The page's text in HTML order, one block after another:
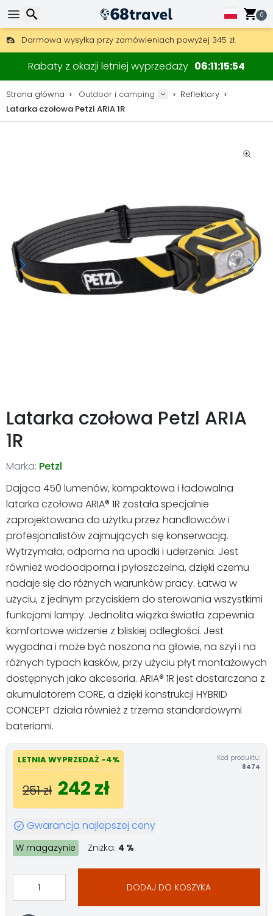
0
Darmowa wysyłka przy zamówieniach powyżej 345 zł.
30 dni na zwrot, 90 dni na drewniane mapy i dekoracje.
Najlepsze ceny na sprzęt outdoorowy i akcesoria.
Rabaty z okazji letniej wyprzedaży 06 11 15 54
Strona główna Outdoor i camping
Reflektory
Latarka czołowa Petzl ARIA 1R
Latarka czołowa Petzl ARIA
1R
Marka: Petzl
Dająca 450 lumenów, kompaktowa i ładowalna
latarka czołowa ARIA® 1R została specjalnie
zaprojektowana do użytku przez handlowców i
profesjonalistów zajmujących się konserwacją.
Wytrzymała, odporna na upadki i uderzenia. Jest
również wodoodporna i pyłoszczelna, dzięki czemu
nadaje się do różnych warunków pracy. Łatwa w
użyciu, z jednym przyciskiem do sterowania wszystkimi
funkcjami lampy. Jednolita wiązka światła zapewnia
komfortowe widzenie z bliskiej odległości. Jest
wygodna i może być noszona na głowie, na szyi i na
różnych typach kasków, przy użyciu płyt montażowych
dostępnych jako akcesoria. ARIA® 1R jest dostarczana z
akumulatorem CORE, a dzięki konstrukcji HYBRID
CONCEPT działa również z trzema standardowymi
bateriami.
LETNIA WYPRZEDAŻ -4%
251 zł 242 zł
Kod produktu:
8474
Gwarancja najlepszej ceny
W magazynie Zniżka: 4 %
DODAJ DO KOSZYKA
Wyszukaj